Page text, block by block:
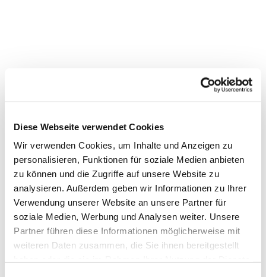
Diese Webseite verwendet Cookies
Wir verwenden Cookies, um Inhalte und Anzeigen zu
personalisieren, Funktionen für soziale Medien anbieten
zu können und die Zugriffe auf unsere Website zu
analysieren. Außerdem geben wir Informationen zu Ihrer
Verwendung unserer Website an unsere Partner für
soziale Medien, Werbung und Analysen weiter. Unsere
Partner führen diese Informationen möglicherweise mit
weiteren Daten zusammen, die Sie ihnen bereitgestellt
Dies könnte Sie auch
interessieren